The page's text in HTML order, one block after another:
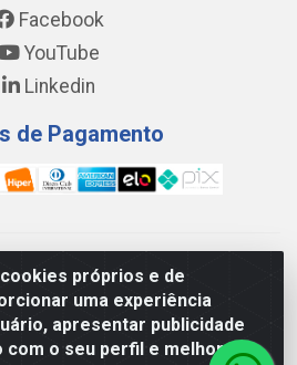
próprios e de
uma experiência
apresentar publicidade
com o seu perfil e melhorar a
Facebook
YouTube
Linkedin
de Pagamento
E LOGÍSTICA DE MATERIAL
- AV. DA INTEGRAÇÃO, 790 -
CE - CEP 61.604-505 - CNPJ
0001-20